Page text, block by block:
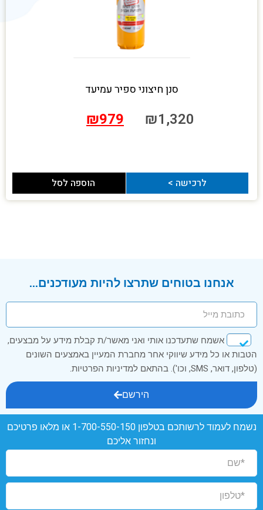
סנן חיצוני ספיר עמיעד
₪1,320
₪979
הוספה לסל לרכישה >
אנחנו בטוחים שתרצו להיות מעודכנים...
אשמח שתעדכנו אותי ואני מאשר/ת קבלת מידע על מבצעים,
הטבות או כל מידע שיווקי אחר מחברת המעיין באמצעים השונים
(טלפון, דואר, SMS, וכו'). בהתאם למדיניות הפרטיות.
הירשם
נשמח לעמוד לרשותכם בטלפון1-700-550-150 או מלאו פרטיכם
ונחזור אליכם